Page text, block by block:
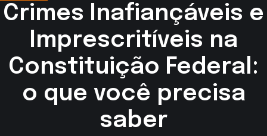
Crimes Inafiançáveis e
Imprescritíveis na
Constituição Federal:
o que você precisa
saber